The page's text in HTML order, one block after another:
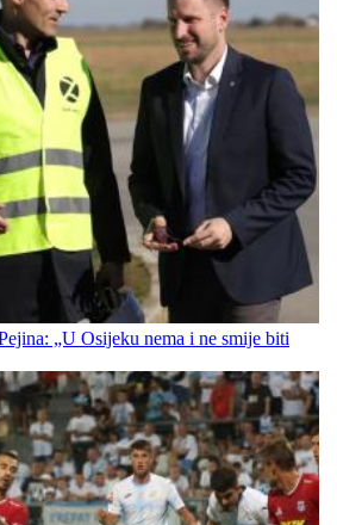
„U Osijeku nema i ne smije biti